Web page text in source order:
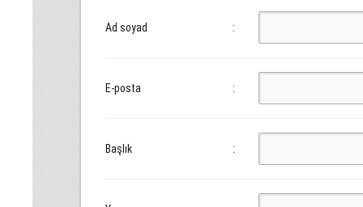
Ad soyad :
E-posta :
Başlık :